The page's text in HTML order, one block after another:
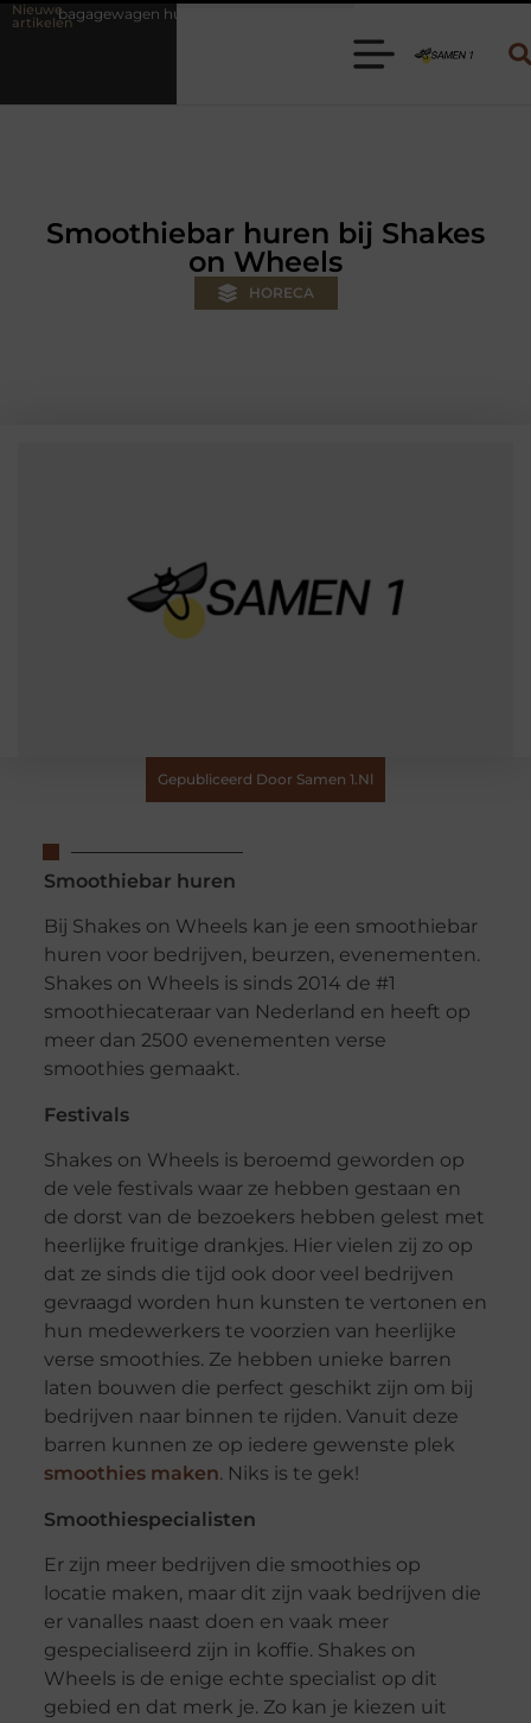
Nieuwe
artikelenKies de juiste aanhanger voor jouw klus
Smoothiebar huren bij Shakes
on Wheels
HORECA
Gepubliceerd Door Samen 1.nl
Smoothiebar huren
Bij Shakes on Wheels kan je een smoothiebar
huren voor bedrijven, beurzen, evenementen.
Shakes on Wheels is sinds 2014 de #1
smoothiecateraar van Nederland en heeft op
meer dan 2500 evenementen verse
smoothies gemaakt.
Festivals
Shakes on Wheels is beroemd geworden op
de vele festivals waar ze hebben gestaan en
de dorst van de bezoekers hebben gelest met
heerlijke fruitige drankjes. Hier vielen zij zo op
dat ze sinds die tijd ook door veel bedrijven
gevraagd worden hun kunsten te vertonen en
hun medewerkers te voorzien van heerlijke
verse smoothies. Ze hebben unieke barren
laten bouwen die perfect geschikt zijn om bij
bedrijven naar binnen te rijden. Vanuit deze
barren kunnen ze op iedere gewenste plek
smoothies maken. Niks is te gek!
Smoothiespecialisten
Er zijn meer bedrijven die smoothies op
locatie maken, maar dit zijn vaak bedrijven die
er vanalles naast doen en vaak meer
gespecialiseerd zijn in koffie. Shakes on
Wheels is de enige echte specialist op dit
gebied en dat merk je. Zo kan je kiezen uit